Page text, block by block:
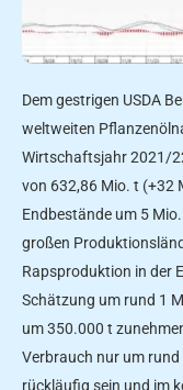
Dem gestrigen USDA
weltweiten
Wirtschaftsjahr 2021/
von 632,86 Mio. t (+32
Endbestände um 5
großen
Rapsproduktion in der
Schätzung um rund 1
um 350.000 t
Verbrauch nur um
rückläufig sein und im